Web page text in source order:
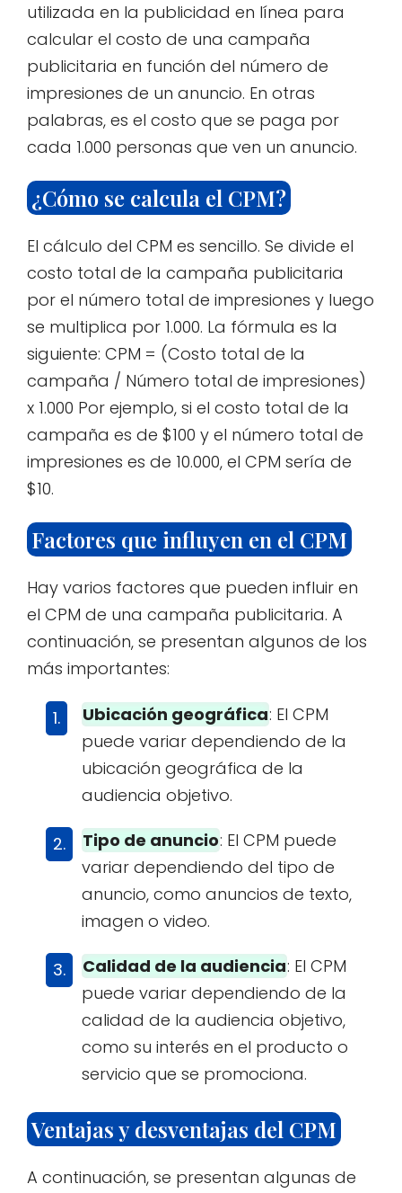
utilizada en la publicidad en línea para
calcular el costo de una campaña
publicitaria en función del número de
impresiones de un anuncio. En otras
palabras, es el costo que se paga por
cada 1.000 personas que ven un anuncio.
¿Cómo se calcula el CPM?
El cálculo del CPM es sencillo. Se divide el
costo total de la campaña publicitaria
por el número total de impresiones y luego
se multiplica por 1.000. La fórmula es la
siguiente: CPM = (Costo total de la
campaña / Número total de impresiones)
x 1.000 Por ejemplo, si el costo total de la
campaña es de $100 y el número total de
impresiones es de 10.000, el CPM sería de
$10.
Factores que influyen en el CPM
Hay varios factores que pueden influir en
el CPM de una campaña publicitaria. A
continuación, se presentan algunos de los
más importantes:
Ubicación geográfica: El CPM
puede variar dependiendo de la
ubicación geográfica de la
audiencia objetivo.
Tipo de anuncio: El CPM puede
variar dependiendo del tipo de
anuncio, como anuncios de texto,
imagen o video.
Calidad de la audiencia: El CPM
puede variar dependiendo de la
calidad de la audiencia objetivo,
como su interés en el producto o
servicio que se promociona.
Ventajas y desventajas del CPM
A continuación, se presentan algunas de